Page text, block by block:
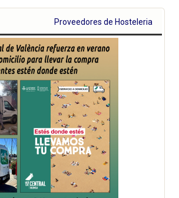
Proveedores de Hosteleria